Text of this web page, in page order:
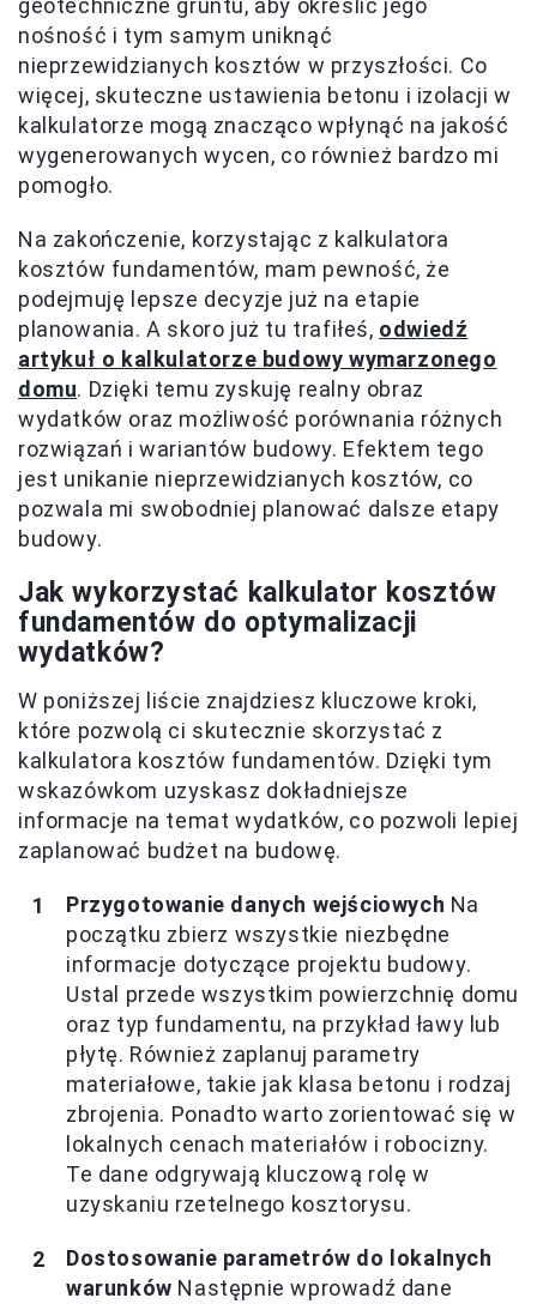
geotechniczne gruntu, aby określić jego
nośność i tym samym uniknąć
nieprzewidzianych kosztów w przyszłości. Co
więcej, skuteczne ustawienia betonu i izolacji w
kalkulatorze mogą znacząco wpłynąć na jakość
wygenerowanych wycen, co również bardzo mi
pomogło.
Na zakończenie, korzystając z kalkulatora
kosztów fundamentów, mam pewność, że
podejmuję lepsze decyzje już na etapie
planowania. A skoro już tu trafiłeś, odwiedź
artykuł o kalkulatorze budowy wymarzonego
domu. Dzięki temu zyskuję realny obraz
wydatków oraz możliwość porównania różnych
rozwiązań i wariantów budowy. Efektem tego
jest unikanie nieprzewidzianych kosztów, co
pozwala mi swobodniej planować dalsze etapy
budowy.
Jak wykorzystać kalkulator kosztów
fundamentów do optymalizacji
wydatków?
W poniższej liście znajdziesz kluczowe kroki,
które pozwolą ci skutecznie skorzystać z
kalkulatora kosztów fundamentów. Dzięki tym
wskazówkom uzyskasz dokładniejsze
informacje na temat wydatków, co pozwoli lepiej
zaplanować budżet na budowę.
Przygotowanie danych wejściowych Na
początku zbierz wszystkie niezbędne
informacje dotyczące projektu budowy.
Ustal przede wszystkim powierzchnię domu
oraz typ fundamentu, na przykład ławy lub
płytę. Również zaplanuj parametry
materiałowe, takie jak klasa betonu i rodzaj
zbrojenia. Ponadto warto zorientować się w
lokalnych cenach materiałów i robocizny.
Te dane odgrywają kluczową rolę w
uzyskaniu rzetelnego kosztorysu.
Dostosowanie parametrów do lokalnych
warunków Następnie wprowadź dane